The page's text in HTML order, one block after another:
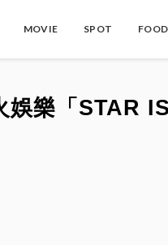
MOVIE SPOT FOOD
娛樂「STAR